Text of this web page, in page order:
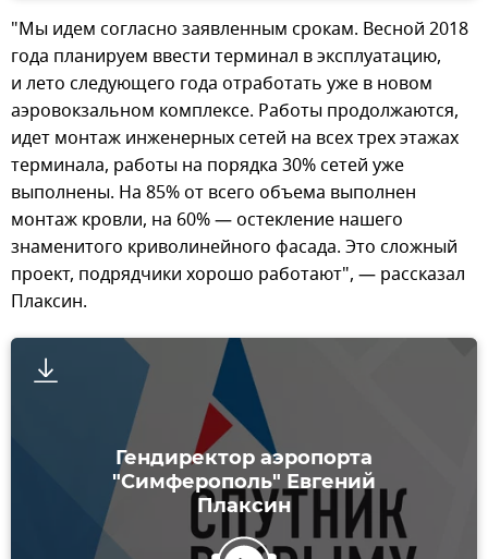
"Мы идем согласно заявленным срокам. Весной 2018
года планируем ввести терминал в эксплуатацию,
и лето следующего года отработать уже в новом
аэровокзальном комплексе. Работы продолжаются,
идет монтаж инженерных сетей на всех трех этажах
терминала, работы на порядка 30% сетей уже
выполнены. На 85% от всего объема выполнен
монтаж кровли, на 60% — остекление нашего
знаменитого криволинейного фасада. Это сложный
проект, подрядчики хорошо работают", — рассказал
Плаксин.
Гендиректор аэропорта
"Симферополь" Евгений
Плаксин